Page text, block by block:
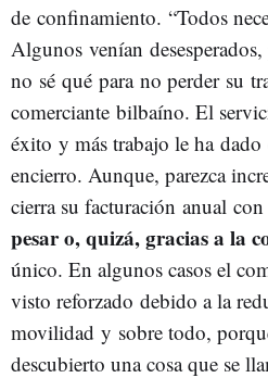
de confinamiento. “Todos
Algunos venían desesperados,
no sé qué para no perder su
comerciante bilbaíno. El
éxito y más trabajo le ha dado
encierro. Aunque, parezca
cierra su facturación anual
pesar o, quizá, gracias a la
único. En algunos casos el
visto reforzado debido a la
movilidad y sobre todo,
descubierto una cosa que se